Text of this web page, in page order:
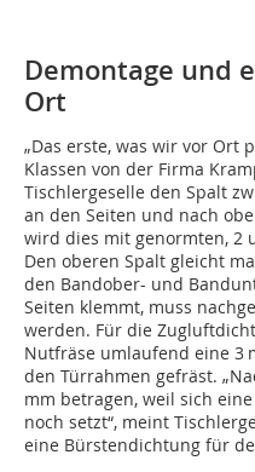
Demontage und
Ort
„Das erste, was wir vor Ort
Klassen von der Firma
Tischlergeselle den Spalt
an den Seiten und nach
wird dies mit genormten, 2
Den oberen Spalt gleicht
den Bandober- und
Seiten klemmt, muss
werden. Für die
Nutfräse umlaufend eine 3
den Türrahmen gefräst.
mm betragen, weil sich
noch setzt“, meint
eine Bürstendichtung für